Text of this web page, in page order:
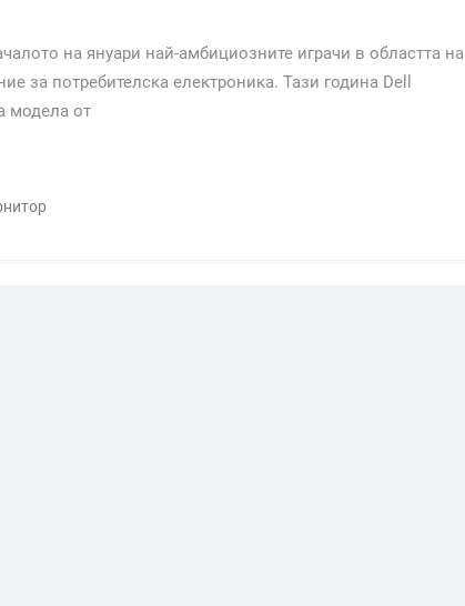
на януари най-амбициозните играчи в областта на
за потребителска електроника. Тази година Dell
модела от